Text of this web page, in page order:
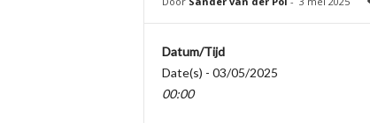
Datum/Tijd
Date(s) - 03/05/2025
00:00